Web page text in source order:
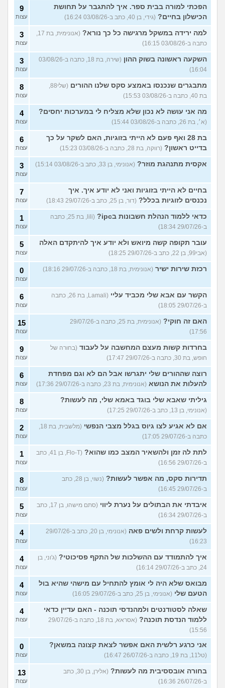
הפכתי למורה בבית ספר. איך להתגבר על תחושת
הכישלון בחיים? (גידי, בן 40, כתב ב-03/08/26 16:24)
9
עצות
למה ירידה במשקל מרגישה כל כך נורא?
(אנונימית, בת 17,
כתבה ב-03/08/26 16:15)
3
עצות
השקעה ראשונה בשוק ההון
(שירה, בת 18, כתבה ב-03/08/26
16:04)
3
עצות
מתבגרים שנכנסו באמצע סקס שלנו ההורים
(שלי88,
בת 40, כתבה ב-03/08/26 15:53)
8
עצות
מה אני עושה לא נכון שלא מצליח לי במערכות יחסים?
(א׳, בת 26, כתבה ב-03/08/26 15:44)
4
עצות
בת 28 ואף פעם לא הייתי בזוגיות, האם לשקר על כך
בדייט ראשון? (רווקה, בת 28, כתבה ב-03/08/26 15:23)
6
עצות
אקסית מתנהגת מוזר? (אנונימי, בן 33, כתב ב-03/08/26 15:14) 3
עצות
בחיים לא הייתי בזוגיות ואני לא יודע איך. איך
נכנסים לזוגיות בכלל? (דור, בן 25, כתב ב-29/07/26 18:43)
7
עצות
כדאי ללמוד הנהלת חשבונות בipc?
(lili, בת 25, כתבה
ב-29/07/26 18:34)
1
עצות
עובר תקופה קשה מיואש ולא יודע איך להיתקדם האלה
(אבי99, בן 22, כתב ב-29/07/26 18:25)
5
עצות
רכזת שירות ישיר (אנונימית, בת 18, כתבה ב-29/07/26 18:16) 0
עצות
הקשר עם אבא שלי מכביד עליי
(Lamali, בת 26, כתבה
ב-29/07/26 18:05)
6
עצות
האם זה חוקי?
(אנונימית, בת 25, כתבה ב-29/07/26
17:56)
15
עצות
בחרדות קשות מעצם המחשבה על לעבוד (בחורה של
חופש, בת 30, כתבה ב-29/07/26 17:47)
9
עצות
רוצה שההורים שלי יתגרשו אבל הם לא וגם מפחדת
להעלות את הנושא (אנונימית, בת 23, כתבה ב-29/07/26 17:36)
6
עצות
גיליתי שאבא שלי בוגד באמא שלי, מה לעשות?
(אנונימי, בן 13, כתב ב-29/07/26 17:25)
8
עצות
אם לא אגיע לצו גיוס בגלל מצבי הנפשי
(מלשבית, בת 18,
כתבה ב-29/07/26 17:05)
2
עצות
לתת לה זמן ולהשאיר המצב כמו שהוא?
(Flo-T, בן 41, כתב
ב-29/07/26 16:56)
1
עצות
תדירות סקס, מה אפשר לעשות?
(נשוי, בן 28, כתב
ב-29/07/26 16:45)
8
עצות
איבדתי את הבתולים על נערת ליווי
(סתם מישהו, בן 17, כתב
ב-29/07/26 16:34)
5
עצות
לעשות קרחת ולשים פאה
(אנונימי, בן 20, כתב ב-29/07/26
16:23)
4
עצות
איך להתמודד עם ההשלכות של התקף פסיכוטי? (ג'וני, בן
24, כתב ב-29/07/26 16:14)
4
עצות
מבואס שלא היה לי אומץ להתחיל עם מישהי שהיא בול
הטעם שלי (אנונימי, בן 25, כתב ב-29/07/26 16:05)
4
עצות
שאלה לסטודנטים ולמהנדסי תוכנה - האם עדיין כדאי
ללמוד הנדסת תוכנה?
(אסראא, בת 18, כתבה ב-29/07/26
15:56)
4
עצות
אני כרגע רלשית האם אפשר לצאת קצונה במשאן?
(טל11, בת 19, כתבה ב-26/07/26 16:47)
0
עצות
בחורה אובססיבית מה לעשות?
(אלירן, בן 30, כתב
ב-26/07/26 16:36)
13
עצות